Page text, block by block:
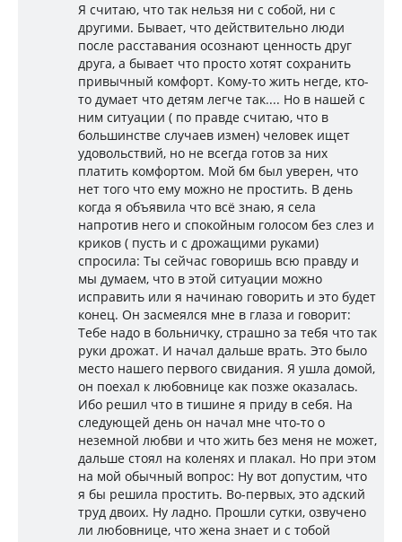
Я считаю, что так нельзя ни с собой, ни с
другими. Бывает, что действительно люди
после расставания осознают ценность друг
друга, а бывает что просто хотят сохранить
привычный комфорт. Кому-то жить негде, кто-
то думает что детям легче так.... Но в нашей с
ним ситуации ( по правде считаю, что в
большинстве случаев измен) человек ищет
удовольствий, но не всегда готов за них
платить комфортом. Мой бм был уверен, что
нет того что ему можно не простить. В день
когда я объявила что всё знаю, я села
напротив него и спокойным голосом без слез и
криков ( пусть и с дрожащими руками)
спросила: Ты сейчас говоришь всю правду и
мы думаем, что в этой ситуации можно
исправить или я начинаю говорить и это будет
конец. Он засмеялся мне в глаза и говорит:
Тебе надо в больничку, страшно за тебя что так
руки дрожат. И начал дальше врать. Это было
место нашего первого свидания. Я ушла домой,
он поехал к любовнице как позже оказалась.
Ибо решил что в тишине я приду в себя. На
следующей день он начал мне что-то о
неземной любви и что жить без меня не может,
дальше стоял на коленях и плакал. Но при этом
на мой обычный вопрос: Ну вот допустим, что
я бы решила простить. Во-первых, это адский
труд двоих. Ну ладно. Прошли сутки, озвучено
ли любовнице, что жена знает и с тобой